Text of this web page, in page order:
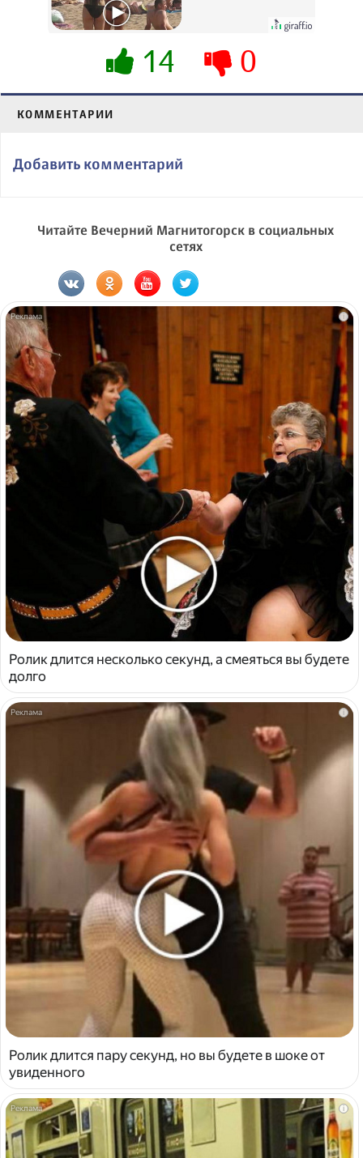
их не видят...
14 0
КОММЕНТАРИИ
Добавить комментарий
Читайте Вечерний Магнитогорск в социальных
сетях
i
Ролик длится несколько секунд, а смеяться вы будете
долго
i
Ролик длится пару секунд, но вы будете в шоке от
увиденного
i